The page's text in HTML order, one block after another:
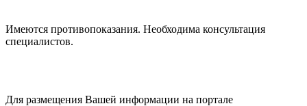
Имеются противопоказания. Необходима консультация
специалистов.
Для размещения Вашей информации на портале